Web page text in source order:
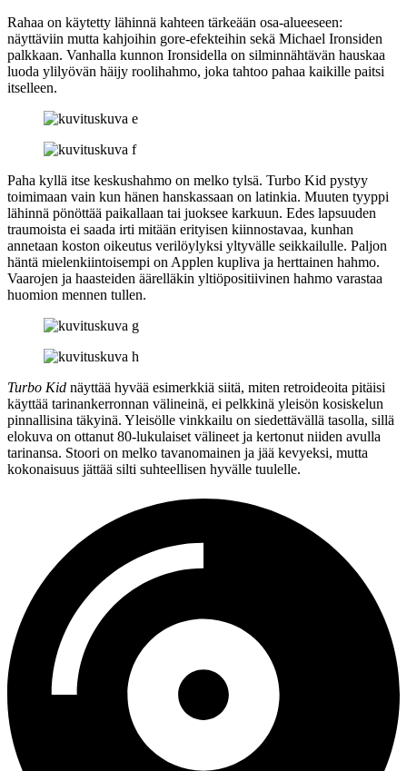
Rahaa on käytetty lähinnä kahteen tärkeään osa‑alueeseen:
näyttäviin mutta kahjoihin gore-efekteihin sekä Michael Ironsiden
palkkaan. Vanhalla kunnon Ironsidella on silminnähtävän hauskaa
luoda ylilyövän häijy roolihahmo, joka tahtoo pahaa kaikille paitsi
itselleen.
Paha kyllä itse keskushahmo on melko tylsä. Turbo Kid pystyy
toimimaan vain kun hänen hanskassaan on latinkia. Muuten tyyppi
lähinnä pönöttää paikallaan tai juoksee karkuun. Edes lapsuuden
traumoista ei saada irti mitään erityisen kiinnostavaa, kunhan
annetaan koston oikeutus verilöylyksi yltyvälle seikkailulle. Paljon
häntä mielenkiintoisempi on Applen kupliva ja herttainen hahmo.
Vaarojen ja haasteiden äärelläkin yltiöpositiivinen hahmo varastaa
huomion mennen tullen.
Turbo Kid näyttää hyvää esimerkkiä siitä, miten retroideoita pitäisi
käyttää tarinankerronnan välineinä, ei pelkkinä yleisön kosiskelun
pinnallisina täkyinä. Yleisölle vinkkailu on siedettävällä tasolla, sillä
elokuva on ottanut 80‑lukulaiset välineet ja kertonut niiden avulla
tarinansa. Stoori on melko tavanomainen ja jää kevyeksi, mutta
kokonaisuus jättää silti suhteellisen hyvälle tuulelle.